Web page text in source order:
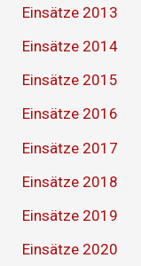
Einsätze 2013
Einsätze 2014
Einsätze 2015
Einsätze 2016
Einsätze 2017
Einsätze 2018
Einsätze 2019
Einsätze 2020